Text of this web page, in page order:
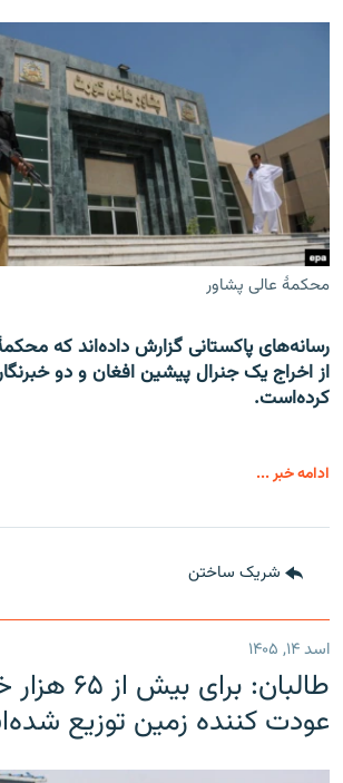
محکمۀ عالی پشاور
رسانه‌های پاکستانی گزارش داده‌اند که
از اخراج یک جنرال پیشین افغان و دو
کرده‌است.
ادامه خبر ...
شریک ساختن
اسد ۱۴, ۱۴۰۵
طالبان: برای
عودت کننده زمین توزیع